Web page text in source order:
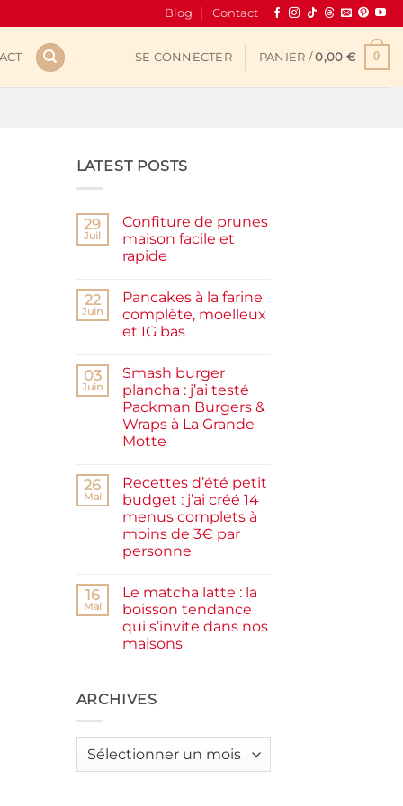
Blog Contact
SE CONNECTER PANIER /0,00 € 0
LATEST POSTS
29
Juil
Confiture de prunes
maison facile et
rapide
sur
Confiture
de
prunes
et
rapide
22
Juin
Pancakes à la farine
complète, moelleux
et IG bas
sur
Pancakes
à
la
farine
complète,
moelleux
bas
03
Juin
Smash burger
plancha : j’ai testé
Packman Burgers &
Wraps à La Grande
Motte
sur
Smash
burger
plancha :
j’ai
testé
Packman
à
La
Grande
Motte
26
Mai
Recettes d’été petit
budget : j’ai créé 14
menus complets à
moins de 3€ par
personne
sur
Recettes
d’été
petit
budget
menus
complets
3€
16
Mai
Le matcha latte : la
boisson tendance
qui s’invite dans nos
maisons
Le
matcha
boisson
ARCHIVES
Archives